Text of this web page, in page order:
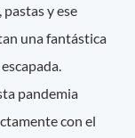
pastas y ese
una fantástica
pandemia
con el